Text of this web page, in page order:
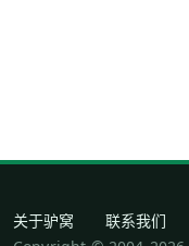
关于驴窝 联系我们